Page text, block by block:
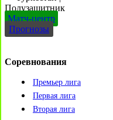
Полузащитник
Матч-центр
Прогнозы
Соревнования
Премьер лига
Первая лига
Вторая лига